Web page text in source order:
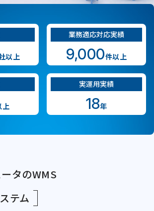
以上
業務適応対応実績
9,000件以上
上
実運用実績
18年
タのWMS
テム